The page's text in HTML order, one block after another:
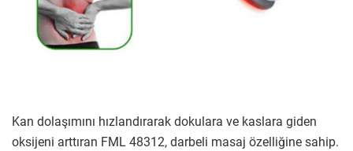
Kan dolaşımını hızlandırarak dokulara ve kaslara giden
oksijeni arttıran FML 48312, darbeli masaj özelliğine sahip.